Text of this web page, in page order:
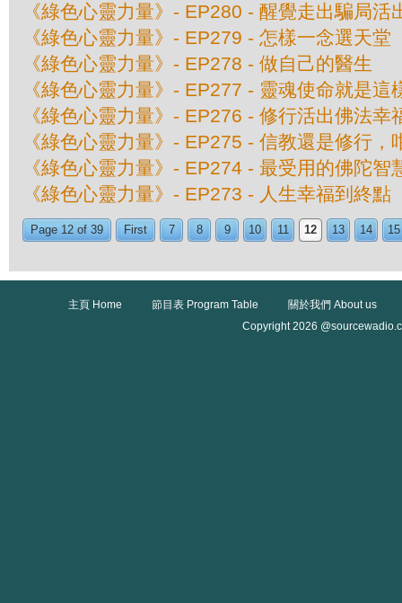
《綠色心靈力量》- EP280 - 醒覺走出騙局活
《綠色心靈力量》- EP279 - 怎樣一念選天堂
《綠色心靈力量》- EP278 - 做自己的醫生
《綠色心靈力量》- EP277 - 靈魂使命就是這
《綠色心靈力量》- EP276 - 修行活出佛法幸
《綠色心靈力量》- EP275 - 信教還是修行，
《綠色心靈力量》- EP274 - 最受用的佛陀智
《綠色心靈力量》- EP273 - 人生幸福到終點
Page 12 of 39 First 7 8 9 10 11 12 13 14 15
主頁 Home 節目表 Program Table
關於我們 About us
Copyright 2026